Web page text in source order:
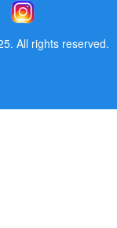
All rights reserved.